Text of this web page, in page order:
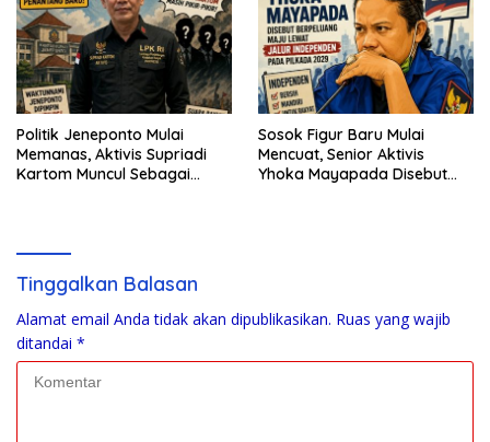
Politik Jeneponto Mulai
Memanas, Aktivis Supriadi
Kartom Muncul Sebagai
Sosok Figur Baru Mulai
Mencuat, Senior Aktivis
Yhoka Mayapada Disebut
Tinggalkan Balasan
Alamat email Anda tidak akan dipublikasikan. Ruas yang wajib
ditandai *